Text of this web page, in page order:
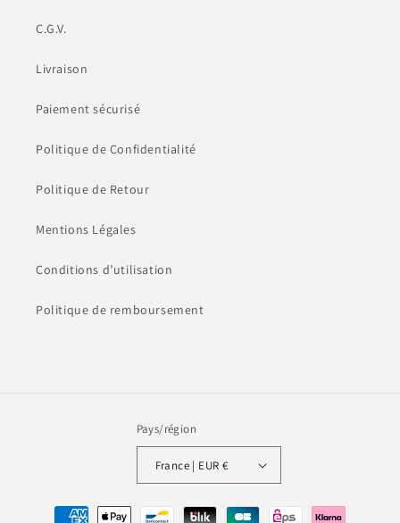
C.G.V.
Livraison
Paiement sécurisé
Politique de Confidentialité
Politique de Retour
Mentions Légales
Conditions d’utilisation
Politique de remboursement
Pays/région
France | EUR €
Moyens